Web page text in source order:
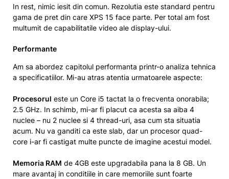
In rest, nimic iesit din comun. Rezolutia este standard pentru
gama de pret din care XPS 15 face parte. Per total am fost
multumit de capabilitatile video ale display-ului.
Performante
Am sa abordez capitolul performanta printr-o analiza tehnica
a specificatiilor. Mi-au atras atentia urmatoarele aspecte:
Procesorul este un Core i5 tactat la o frecventa onorabila;
2.5 GHz. In schimb, mi-ar fi placut ca acesta sa aiba 4
nuclee – nu 2 nuclee si 4 thread-uri, asa cum sta situatia
acum. Nu va ganditi ca este slab, dar un procesor quad-
core i-ar fi castigat multe puncte de imagine acestui model.
Memoria RAM de 4GB este upgradabila pana la 8 GB. Un
mare avantaj in conditiile in care memoriile sunt foarte